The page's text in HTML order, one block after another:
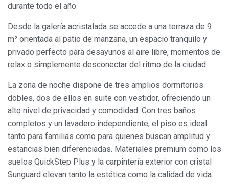
durante todo el año.
Desde la galería acristalada se accede a una terraza de 9
m² orientada al patio de manzana, un espacio tranquilo y
privado perfecto para desayunos al aire libre, momentos de
relax o simplemente desconectar del ritmo de la ciudad.
La zona de noche dispone de tres amplios dormitorios
dobles, dos de ellos en suite con vestidor, ofreciendo un
alto nivel de privacidad y comodidad. Con tres baños
completos y un lavadero independiente, el piso es ideal
tanto para familias como para quienes buscan amplitud y
estancias bien diferenciadas. Materiales premium como los
suelos QuickStep Plus y la carpintería exterior con cristal
Sunguard elevan tanto la estética como la calidad de vida.